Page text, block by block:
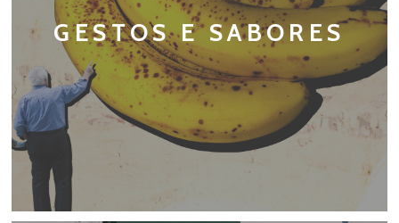
GESTOS E SABORES